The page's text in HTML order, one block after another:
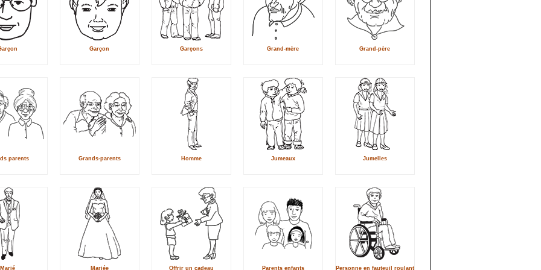
Garçon Garçons Grand-mère Grand-père
parents Grands-parents Homme Jumeaux Jumelles
Marié Mariée Offrir un cadeau Parents enfants Personne en fauteuil roulant